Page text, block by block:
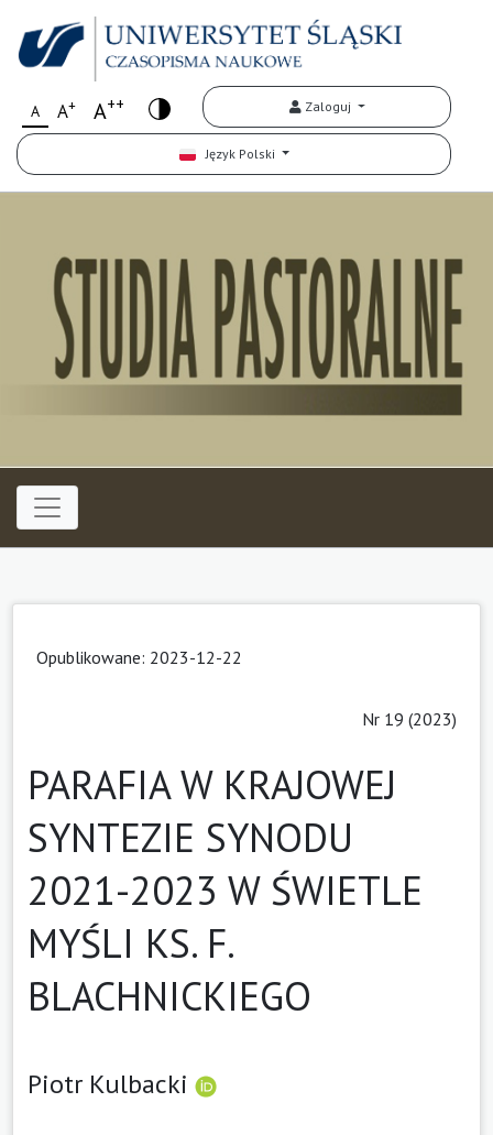
A A+ A++ Zaloguj
Język Polski
Opublikowane: 2023-12-22
Nr 19 (2023)
PARAFIA W KRAJOWEJ
SYNTEZIE SYNODU
2021-2023 W ŚWIETLE
MYŚLI KS. F.
BLACHNICKIEGO
Piotr Kulbacki